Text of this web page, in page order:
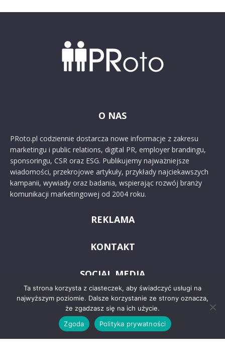
O NAS
PRoto.pl codziennie dostarcza nowe informacje z zakresu
marketingu i public relations, digital PR, employer brandingu,
sponsoringu, CSR oraz ESG. Publikujemy najważniejsze
wiadomości, przekrojowe artykuły, przykłady najciekawszych
kampanii, wywiady oraz badania, wspierając rozwój branży
komunikacji marketingowej od 2004 roku.
REKLAMA
KONTAKT
SOCIAL MEDIA
Ta strona korzysta z ciasteczek, aby świadczyć usługi na
najwyższym poziomie. Dalsze korzystanie ze strony oznacza,
że zgadzasz się na ich użycie.
Zgoda
Polityka prywatności